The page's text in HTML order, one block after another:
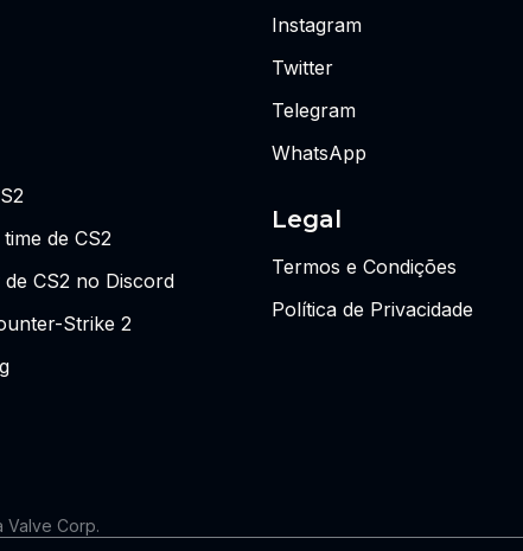
de CS2
de CS2 no Discord
Strike 2
Instagram
Twitter
Telegram
WhatsApp
Legal
Termos e Condições
Política de Privacidade
Valve Corp.